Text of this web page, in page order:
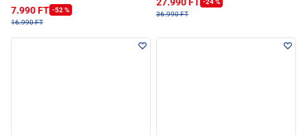
7.990 FT -52 %
16.990 FT
-24 %
36.990 FT